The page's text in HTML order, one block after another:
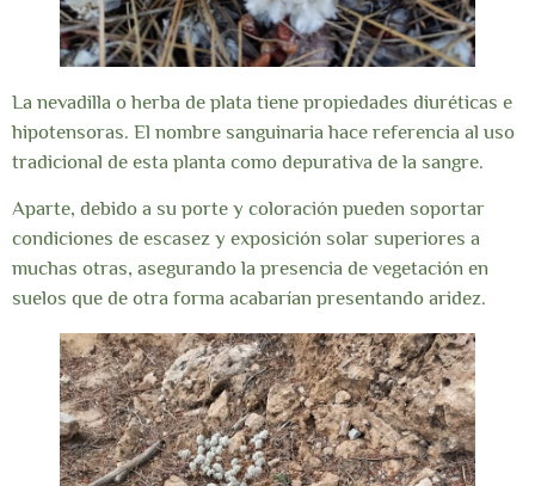
La nevadilla o herba de plata tiene propiedades diuréticas e
hipotensoras. El nombre sanguinaria hace referencia al uso
tradicional de esta planta como depurativa de la sangre.
Aparte, debido a su porte y coloración pueden soportar
condiciones de escasez y exposición solar superiores a
muchas otras, asegurando la presencia de vegetación en
suelos que de otra forma acabarían presentando aridez.